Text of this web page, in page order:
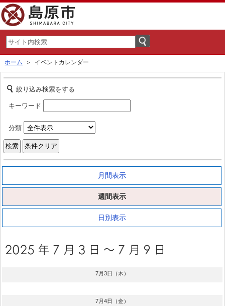
ホーム ＞ イベントカレンダー
絞り込み検索をする
キーワード
分類
月間表示
週間表示
日別表示
7月3日（木）
7月4日（金）